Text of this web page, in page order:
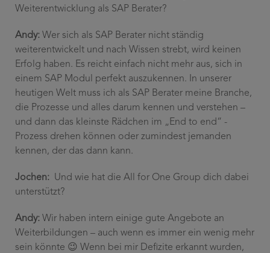
Weiterentwicklung als SAP Berater?
Andy: Wer sich als SAP Berater nicht ständig
weiterentwickelt und nach Wissen strebt, wird keinen
Erfolg haben. Es reicht einfach nicht mehr aus, sich in
einem SAP Modul perfekt auszukennen. In unserer
heutigen Welt muss ich als SAP Berater meine Branche,
die Prozesse und alles darum kennen und verstehen –
und dann das kleinste Rädchen im „End to end“ -
Prozess drehen können oder zumindest jemanden
kennen, der das dann kann.
Jochen: Und wie hat die All for One Group dich dabei
unterstützt?
Andy: Wir haben intern einige gute Angebote an
Weiterbildungen – auch wenn es immer ein wenig mehr
sein könnte 😉 Wenn bei mir Defizite erkannt wurden,